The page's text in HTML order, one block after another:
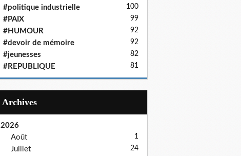
#politique industrielle 100
#PAIX 99
#HUMOUR 92
#devoir de mémoire 92
#jeunesses 82
#REPUBLIQUE 81
Archives
2026
Août
1
Juillet 24